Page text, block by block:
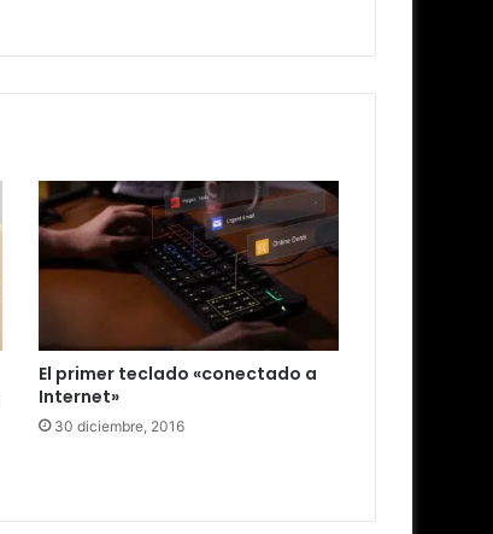
El primer teclado «conectado a
Internet»
30 diciembre, 2016